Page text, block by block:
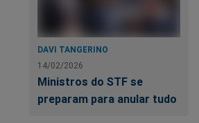
DAVI TANGERINO
14/02/2026
Ministros do STF se
preparam para anular tudo